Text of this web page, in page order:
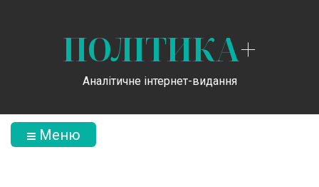
ПОЛІТИКА+
Аналітичне інтернет-видання
Меню